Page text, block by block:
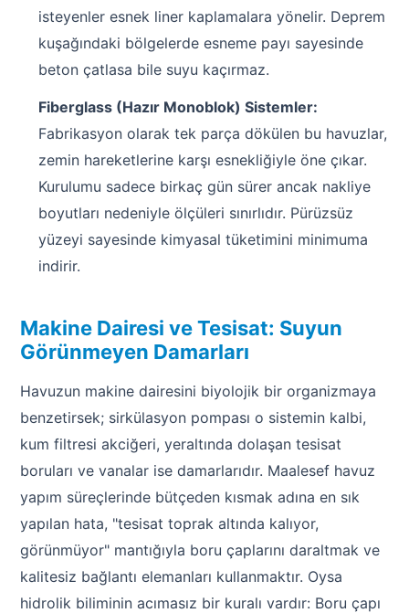
isteyenler esnek liner kaplamalara yönelir. Deprem
kuşağındaki bölgelerde esneme payı sayesinde
beton çatlasa bile suyu kaçırmaz.
Fiberglass (Hazır Monoblok) Sistemler:
Fabrikasyon olarak tek parça dökülen bu havuzlar,
zemin hareketlerine karşı esnekliğiyle öne çıkar.
Kurulumu sadece birkaç gün sürer ancak nakliye
boyutları nedeniyle ölçüleri sınırlıdır. Pürüzsüz
yüzeyi sayesinde kimyasal tüketimini minimuma
indirir.
Makine Dairesi ve Tesisat: Suyun
Görünmeyen Damarları
Havuzun makine dairesini biyolojik bir organizmaya
benzetirsek; sirkülasyon pompası o sistemin kalbi,
kum filtresi akciğeri, yeraltında dolaşan tesisat
boruları ve vanalar ise damarlarıdır. Maalesef havuz
yapım süreçlerinde bütçeden kısmak adına en sık
yapılan hata, "tesisat toprak altında kalıyor,
görünmüyor" mantığıyla boru çaplarını daraltmak ve
kalitesiz bağlantı elemanları kullanmaktır. Oysa
hidrolik biliminin acımasız bir kuralı vardır: Boru çapı